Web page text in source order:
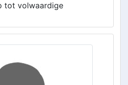
tot volwaardige